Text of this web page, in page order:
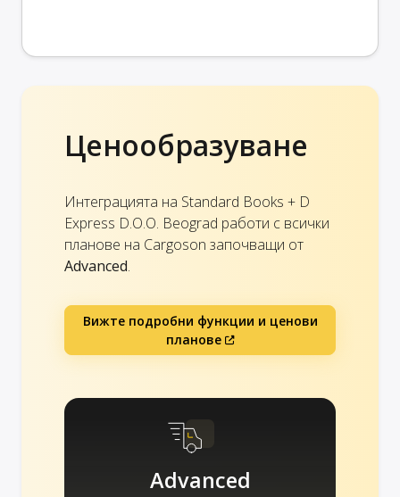
Ценообразуване
Интеграцията на Standard Books + D
Express D.O.O. Beograd работи с всички
планове на Cargoson започващи от
Advanced.
Вижте подробни функции и ценови
планове
Advanced